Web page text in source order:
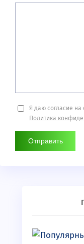
Я даю согласие на
Политика